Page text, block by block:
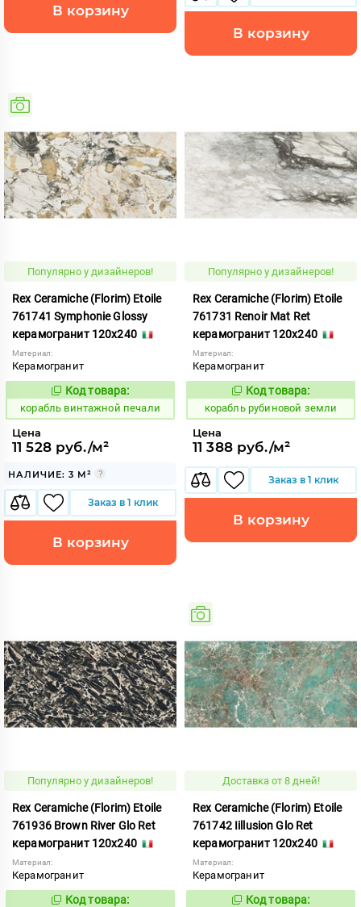
В корзину
В корзину
Популярно у дизайнеров!
Rex Ceramiche (Florim) Etoile
761741 Symphonie Glossy
керамогранит 120x240
Материал:
Керамогранит
767570
Код товара:
корабль винтажной печали
Цена
11 528 руб./м²
НАЛИЧИЕ: 3 М²
Заказ в 1 клик
В корзину
Популярно у дизайнеров!
Rex Ceramiche (Florim) Etoile
761731 Renoir Mat Ret
керамогранит 120x240
Материал:
Керамогранит
775530
Код товара:
корабль рубиновой земли
Цена
11 388 руб./м²
Заказ в 1 клик
В корзину
Популярно у дизайнеров!
Rex Ceramiche (Florim) Etoile
761936 Brown River Glo Ret
керамогранит 120x240
Материал:
Керамогранит
Код товара:
Доставка от 8 дней!
Rex Ceramiche (Florim) Etoile
761742 Iillusion Glo Ret
керамогранит 120x240
Материал:
Керамогранит
Код товара: